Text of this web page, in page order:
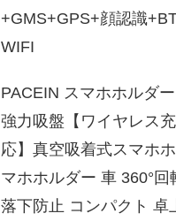
+GMS+GPS+顔認識
WIFI
PACEIN スマホホルダ
強力吸盤【ワイヤレス
応】真空吸着式スマホ
マホホルダー 車 360°
落下防止 コンパクト 卓